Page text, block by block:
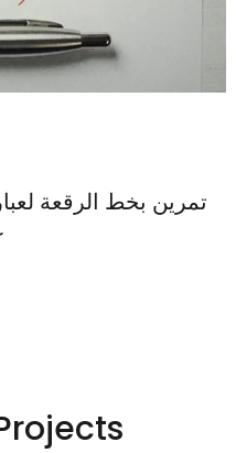
تمرين بخط الرقعة